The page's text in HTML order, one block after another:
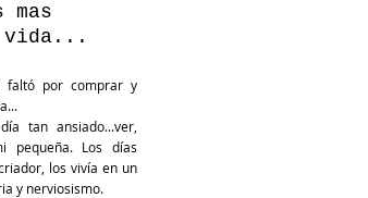
mas
vida...
faltó por comprar y
tan ansiado...ver,
pequeña. Los días
los vivía en un
y nerviosismo.